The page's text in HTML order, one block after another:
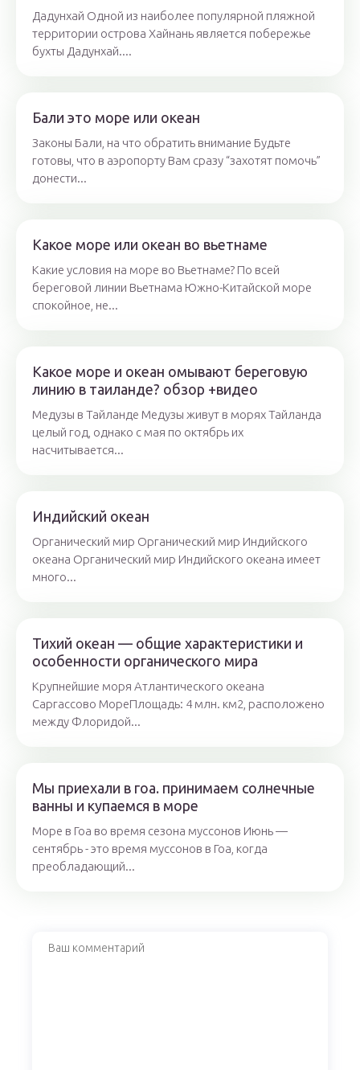
Дадунхай Одной из наиболее популярной пляжной
территории острова Хайнань является побережье
бухты Дадунхай....
Бали это море или океан
Законы Бали, на что обратить внимание Будьте
готовы, что в аэропорту Вам сразу “захотят помочь”
донести...
Какое море или океан во вьетнаме
Какие условия на море во Вьетнаме? По всей
береговой линии Вьетнама Южно-Китайской море
спокойное, не...
Какое море и океан омывают береговую
линию в таиланде? обзор +видео
Медузы в Тайланде Медузы живут в морях Тайланда
целый год, однако с мая по октябрь их
насчитывается...
Индийский океан
Органический мир Органический мир Индийского
океана Органический мир Индийского океана имеет
много...
Тихий океан — общие характеристики и
особенности органического мира
Крупнейшие моря Атлантического океана
Саргассово МореПлощадь: 4 млн. км2, расположено
между Флоридой...
Мы приехали в гоа. принимаем солнечные
ванны и купаемся в море
Море в Гоа во время сезона муссонов Июнь —
сентябрь - это время муссонов в Гоа, когда
преобладающий...